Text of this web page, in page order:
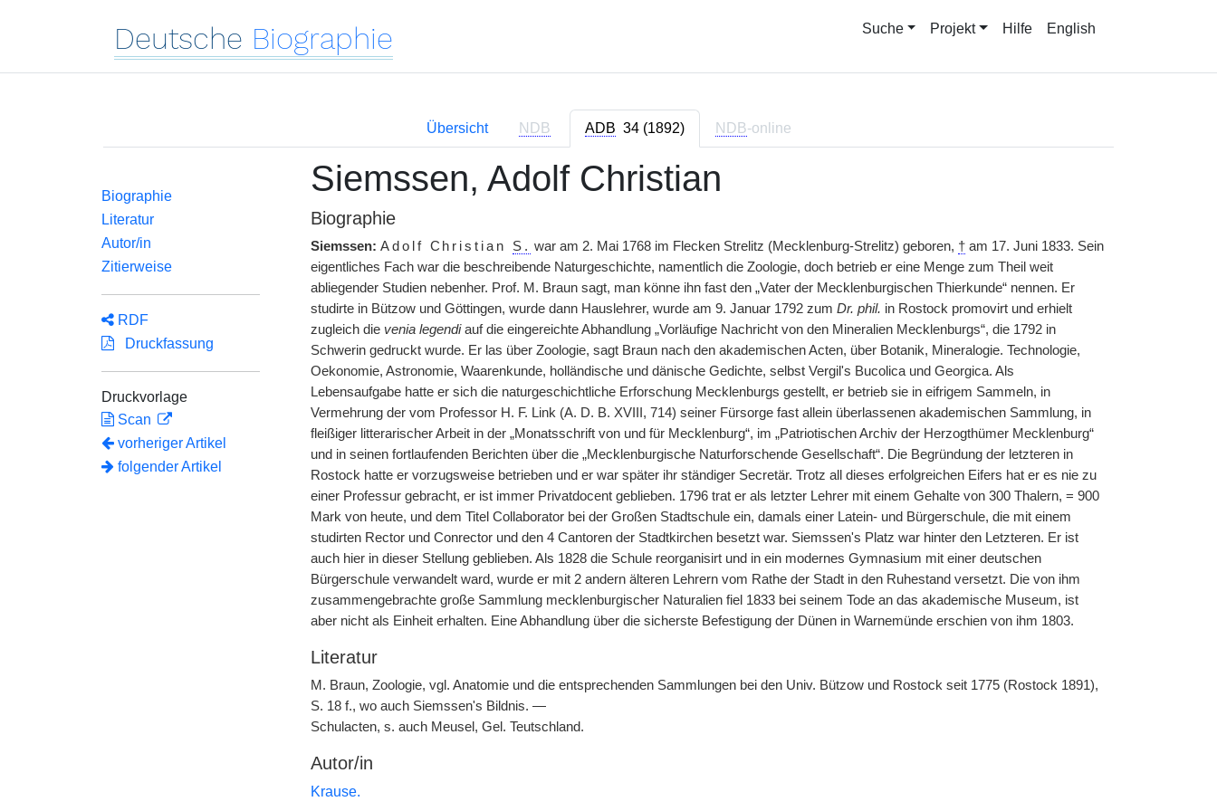
Deutsche Biographie Suche Projekt Hilfe English
Übersicht NDB ADB 34 (1892) NDB-online
Biographie
Literatur
Autor/in
Zitierweise
RDF
Druckfassung
Druckvorlage
Scan
vorheriger Artikel
folgender Artikel
Siemssen, Adolf Christian
Biographie
Siemssen: Adolf Christian S. war am 2. Mai 1768 im Flecken Strelitz (Mecklenburg-Strelitz) geboren, † am 17. Juni 1833. Sein
eigentliches Fach war die beschreibende Naturgeschichte, namentlich die Zoologie, doch betrieb er eine Menge zum Theil weit
abliegender Studien nebenher. Prof. M. Braun sagt, man könne ihn fast den „Vater der Mecklenburgischen Thierkunde“ nennen. Er
studirte in Bützow und Göttingen, wurde dann Hauslehrer, wurde am 9. Januar 1792 zum Dr. phil. in Rostock promovirt und erhielt
zugleich die venia legendiauf die eingereichte Abhandlung „Vorläufige Nachricht von den Mineralien Mecklenburgs“, die 1792 in
Schwerin gedruckt wurde. Er las über Zoologie, sagt Braun nach den akademischen Acten, über Botanik, Mineralogie. Technologie,
Oekonomie, Astronomie, Waarenkunde, holländische und dänische Gedichte, selbst Vergil's Bucolica und Georgica. Als
Lebensaufgabe hatte er sich die naturgeschichtliche Erforschung Mecklenburgs gestellt, er betrieb sie in eifrigem Sammeln, in
Vermehrung der vom Professor H. F. Link (A. D. B. XVIII, 714) seiner Fürsorge fast allein überlassenen akademischen Sammlung, in
fleißiger litterarischer Arbeit in der „Monatsschrift von und für Mecklenburg“, im „Patriotischen Archiv der Herzogthümer Mecklenburg“
und in seinen fortlaufenden Berichten über die „Mecklenburgische Naturforschende Gesellschaft“. Die Begründung der letzteren in
Rostock hatte er vorzugsweise betrieben und er war später ihr ständiger Secretär. Trotz all dieses erfolgreichen Eifers hat er es nie zu
einer Professur gebracht, er ist immer Privatdocent geblieben. 1796 trat er als letzter Lehrer mit einem Gehalte von 300 Thalern, = 900
Mark von heute, und dem Titel Collaborator bei der Großen Stadtschule ein, damals einer Latein- und Bürgerschule, die mit einem
studirten Rector und Conrector und den 4 Cantoren der Stadtkirchen besetzt war. Siemssen's Platz war hinter den Letzteren. Er ist
auch hier in dieser Stellung geblieben. Als 1828 die Schule reorganisirt und in ein modernes Gymnasium mit einer deutschen
Bürgerschule verwandelt ward, wurde er mit 2 andern älteren Lehrern vom Rathe der Stadt in den Ruhestand versetzt. Die von ihm
zusammengebrachte große Sammlung mecklenburgischer Naturalien fiel 1833 bei seinem Tode an das akademische Museum, ist
aber nicht als Einheit erhalten. Eine Abhandlung über die sicherste Befestigung der Dünen in Warnemünde erschien von ihm 1803.
Literatur
M. Braun, Zoologie, vgl. Anatomie und die entsprechenden Sammlungen bei den Univ. Bützow und Rostock seit 1775 (Rostock 1891),
S. 18 f., wo auch Siemssen's Bildnis. —
Schulacten, s. auch Meusel, Gel. Teutschland.
Autor/in
Krause.